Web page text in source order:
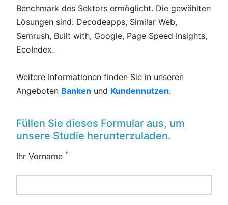
Benchmark des Sektors ermöglicht. Die gewählten
Lösungen sind: Decodeapps, Similar Web,
Semrush, Built with, Google, Page Speed Insights,
EcoIndex.
Weitere Informationen finden Sie in unseren
Angeboten Banken und Kundennutzen.
Füllen Sie dieses Formular aus, um
unsere Studie herunterzuladen.
Ihr Vorname *